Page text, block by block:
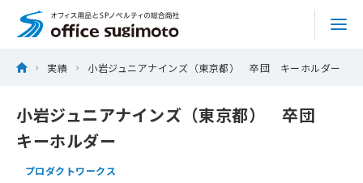
株式会社オフィススギモト
サービス
ホーム
実績 小岩ジュニアナインズ（東京都） 卒団 キーホルダー
小岩ジュニアナインズ（東京都） 卒団
キーホルダー
プロダクトワークス